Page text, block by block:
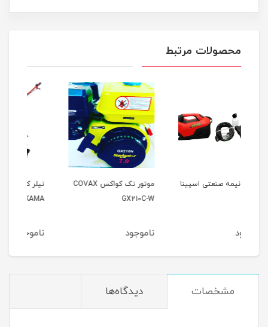
محصولات مرتبط
موتور تک کواکس COVAX
تیلر کولتیواتور 7 اسب کاما
مشخصات دیدگاه‌ها